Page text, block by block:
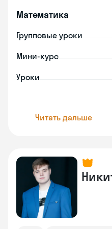
Математика
Групповые уроки
Мини-курс
Уроки
Читать дальше